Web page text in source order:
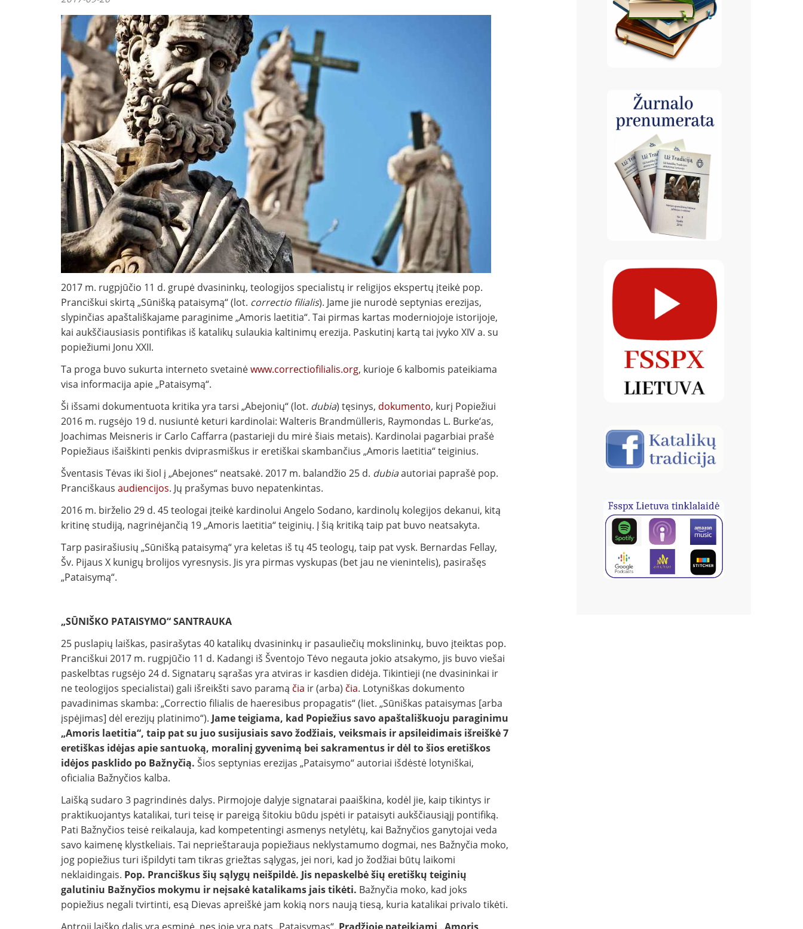
2017 m. rugpjūčio 11 d. grupė dvasininkų, teologijos specialistų ir religijos ekspertų įteikė pop.
Pranciškui skirtą „Sūnišką pataisymą“ (lot. correctio filialis). Jame jie nurodė septynias erezijas,
slypinčias apaštališkajame paraginime „Amoris laetitia“. Tai pirmas kartas moderniojoje istorijoje,
kai aukščiausiasis pontifikas iš katalikų sulaukia kaltinimų erezija. Paskutinį kartą tai įvyko XIV a. su
popiežiumi Jonu XXII.
Ta proga buvo sukurta interneto svetainėwww.correctiofilialis.org, kurioje 6 kalbomis pateikiama
visa informacija apie „Pataisymą“.
Ši išsami dokumentuota kritika yra tarsi „Abejonių“ (lot. dubia) tęsinys, dokumento, kurį Popiežiui
2016 m. rugsėjo 19 d. nusiuntė keturi kardinolai: Walteris Brandmülleris, Raymondas L. Burke‘as,
Joachimas Meisneris ir Carlo Caffarra (pastarieji du mirė šiais metais). Kardinolai pagarbiai prašė
Popiežiaus išaiškinti penkis dviprasmiškus ir eretiškai skambančius „Amoris laetitia“ teiginius.
Šventasis Tėvas iki šiol į „Abejones“ neatsakė. 2017 m. balandžio 25 d. dubiaautoriai paprašė pop.
Pranciškaus audiencijos. Jų prašymas buvo nepatenkintas.
2016 m. birželio 29 d. 45 teologai įteikė kardinolui Angelo Sodano, kardinolų kolegijos dekanui, kitą
kritinę studiją, nagrinėjančią 19 „Amoris laetitia“ teiginių. Į šią kritiką taip pat buvo neatsakyta.
Tarp pasirašiusių „Sūnišką pataisymą“ yra keletas iš tų 45 teologų, taip pat vysk. Bernardas Fellay,
Šv. Pijaus X kunigų brolijos vyresnysis. Jis yra pirmas vyskupas (bet jau ne vienintelis), pasirašęs
„Pataisymą“.
„SŪNIŠKO PATAISYMO“ SANTRAUKA
25 puslapių laiškas, pasirašytas 40 katalikų dvasininkų ir pasauliečių mokslininkų, buvo įteiktas pop.
Pranciškui 2017 m. rugpjūčio 11 d. Kadangi iš Šventojo Tėvo negauta jokio atsakymo, jis buvo viešai
paskelbtas rugsėjo 24 d. Signatarų sąrašas yra atviras ir kasdien didėja. Tikintieji (ne dvasininkai ir
ne teologijos specialistai) gali išreikšti savo paramą čia ir (arba) čia. Lotyniškas dokumento
pavadinimas skamba: „Correctio filialis de haeresibus propagatis“ (liet. „Sūniškas pataisymas [arba
įspėjimas] dėl erezijų platinimo“). Jame teigiama, kad Popiežius savo apaštališkuoju paraginimu
„Amoris laetitia“, taip pat su juo susijusiais savo žodžiais, veiksmais ir apsileidimais išreiškė 7
eretiškas idėjas apie santuoką, moralinį gyvenimą bei sakramentus ir dėl to šios eretiškos
idėjos pasklido po Bažnyčią. Šios septynias erezijas „Pataisymo“ autoriai išdėstė lotyniškai,
oficialia Bažnyčios kalba.
Laišką sudaro 3 pagrindinės dalys. Pirmojoje dalyje signatarai paaiškina, kodėl jie, kaip tikintys ir
praktikuojantys katalikai, turi teisę ir pareigą šitokiu būdu įspėti ir pataisyti aukščiausiąjį pontifiką.
Pati Bažnyčios teisė reikalauja, kad kompetentingi asmenys netylėtų, kai Bažnyčios ganytojai veda
savo kaimenę klystkeliais. Tai neprieštarauja popiežiaus neklystamumo dogmai, nes Bažnyčia moko,
jog popiežius turi išpildyti tam tikras griežtas sąlygas, jei nori, kad jo žodžiai būtų laikomi
neklaidingais. Pop. Pranciškus šių sąlygų neišpildė. Jis nepaskelbė šių eretiškų teiginių
galutiniu Bažnyčios mokymu ir neįsakė katalikams jais tikėti. Bažnyčia moko, kad joks
popiežius negali tvirtinti, esą Dievas apreiškė jam kokią nors naują tiesą, kuria katalikai privalo tikėti.